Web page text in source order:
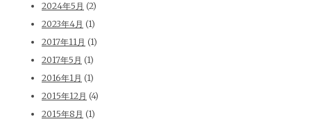
2024年5月 (2)
2023年4月 (1)
2017年11月 (1)
2017年5月 (1)
2016年1月 (1)
2015年12月 (4)
2015年8月 (1)